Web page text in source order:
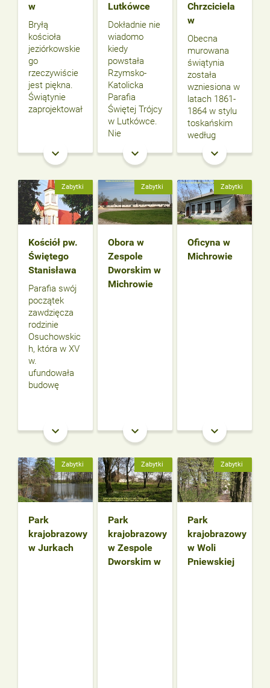
w
Bryłą
kościoła
jeziórkowskie
go
rzeczywiście
jest piękna.
Świątynie
zaprojektował
keyboard_arrow_down
Lutkówce
Dokładnie nie
wiadomo
kiedy
powstała
Rzymsko-
Katolicka
Parafia
Świętej Trójcy
w Lutkówce.
Nie
keyboard_arrow_down
Chrzciciela
w
Obecna
murowana
świątynia
została
wzniesiona w
latach 1861-
1864 w stylu
toskańskim
według
keyboard_arrow_down
Zabytki
Kościół pw.
Świętego
Stanisława
Parafia swój
początek
zawdzięcza
rodzinie
Osuchowskic
h, która w XV
w.
ufundowała
budowę
keyboard_arrow_down
Zabytki
Obora w
Zespole
Dworskim w
Michrowie
keyboard_arrow_down
Zabytki
Oficyna w
Michrowie
keyboard_arrow_down
Zabytki
Park
krajobrazowy
w Jurkach
Zabytki
Park
krajobrazowy
w Zespole
Dworskim w
Zabytki
Park
krajobrazowy
w Woli
Pniewskiej